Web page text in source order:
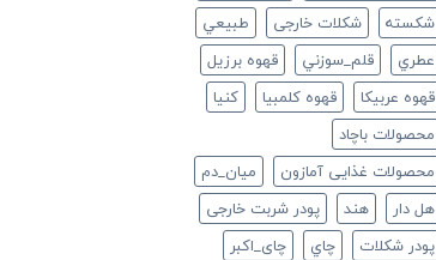
شكسته
شکلات خارجی
طبيعي
عطري
قلم_سوزني
قهوه برزیل
قهوه عربیکا
قهوه کلمبیا
كنيا
محصولات باچاد
محصولات غذایی آمازون
ميان_دم
هل دار
هند
پودر شربت خارجی
پودر شکلات
چاي
چای_اکبر